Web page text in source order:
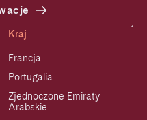
Kraj
Francja
Portugalia
Zjednoczone Emiraty
Arabskie